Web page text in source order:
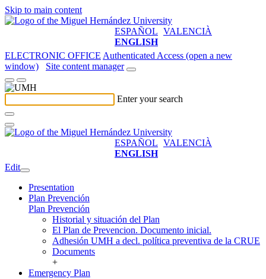
Skip to main content
ESPAÑOL VALENCIÀ
ENGLISH
ELECTRONIC OFFICE Authenticated Access (open a new
window)
Site content manager
Enter your search
ESPAÑOL VALENCIÀ
ENGLISH
Edit
Presentation
Plan Prevención
Plan Prevención
Historial y situación del Plan
El Plan de Prevencion. Documento inicial.
Adhesión UMH a decl. política preventiva de la CRUE
Documents
+
Emergency Plan